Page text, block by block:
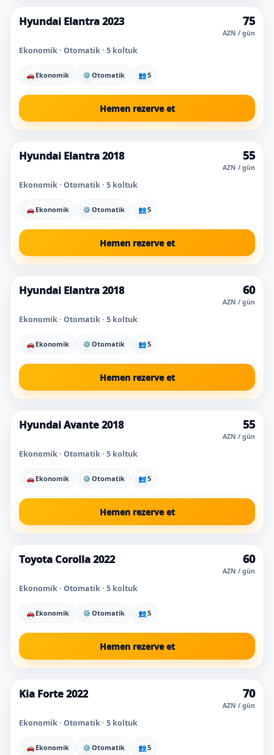
Süper fiyat En çok seçilen
Hyundai Elantra 2023 75
AZN / gün
Ekonomik · Otomatik · 5 koltuk
🚗 Ekonomik ⚙Otomatik 👥5
Hemen rezerve et
Süper fiyat Bugün popüler
Hyundai Elantra 2018 55
AZN / gün
Ekonomik · Otomatik · 5 koltuk
🚗 Ekonomik ⚙Otomatik 👥5
Hemen rezerve et
Hyundai Elantra 2018 60
AZN / gün
Ekonomik · Otomatik · 5 koltuk
🚗 Ekonomik ⚙Otomatik 👥5
Hemen rezerve et
Hyundai Avante 2018 55
AZN / gün
Ekonomik · Otomatik · 5 koltuk
🚗 Ekonomik ⚙Otomatik 👥5
Hemen rezerve et
Süper fiyat
Toyota Corolla 2022 60
AZN / gün
Ekonomik · Otomatik · 5 koltuk
🚗 Ekonomik ⚙Otomatik 👥5
Hemen rezerve et
Süper fiyat
Kia Forte 2022 70
AZN / gün
Ekonomik · Otomatik · 5 koltuk
🚗 Ekonomik ⚙Otomatik 👥5